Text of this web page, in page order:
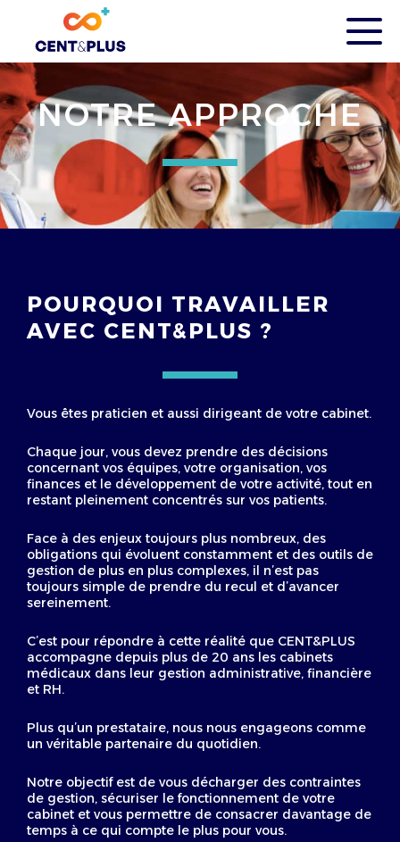
NOTRE APPROCHE
POURQUOI TRAVAILLER
AVEC CENT&PLUS ?
Vous êtes praticien et aussi dirigeant de votre cabinet.
Chaque jour, vous devez prendre des décisions
concernant vos équipes, votre organisation, vos
finances et le développement de votre activité, tout en
restant pleinement concentrés sur vos patients.
Face à des enjeux toujours plus nombreux, des
obligations qui évoluent constamment et des outils de
gestion de plus en plus complexes, il n’est pas
toujours simple de prendre du recul et d’avancer
sereinement.
C’est pour répondre à cette réalité que CENT&PLUS
accompagne depuis plus de 20 ans les cabinets
médicaux dans leur gestion administrative, financière
et RH.
Plus qu’un prestataire, nous nous engageons comme
un véritable partenaire du quotidien.
Notre objectif est de vous décharger des contraintes
de gestion, sécuriser le fonctionnement de votre
cabinet et vous permettre de consacrer davantage de
temps à ce qui compte le plus pour vous.